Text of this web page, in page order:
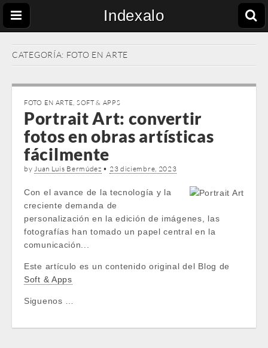
Indexalo
CATEGORÍA: FOTO EN ARTE
FOTO EN ARTE, SOFT & APPS
Portrait Art: convertir
fotos en obras artísticas
fácilmente
byJuan Luis Bermúdez • 23 diciembre, 2023
Con el avance de la tecnología y la
creciente demanda de
personalización en la edición de imágenes, las
fotografías han tomado un papel central en la
comunicación...
Este artículo es un contenido original del Blog de
Soft & Apps
Siguenos …